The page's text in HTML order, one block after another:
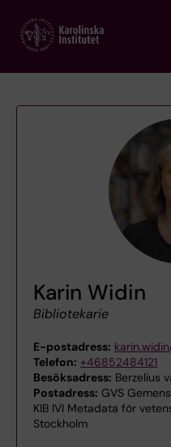
main
Karin Widin
Bibliotekarie
E-postadress:
Telefon: +46852484121
Besöksadress: Berzelius
Postadress: GVS
KIB IVI Metadata för
Stockholm